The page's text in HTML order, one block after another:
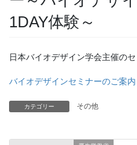
1DAY体験～
日本バイオデザイン学会主催の
バイオデザインセミナーのご案内
カテゴリー その他